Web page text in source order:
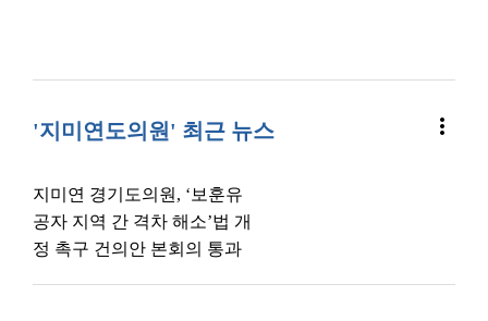
'지미연도의원' 최근 뉴스 more_vert
지미연 경기도의원, ‘보훈유
공자 지역 간 격차 해소’법 개
정 촉구 건의안 본회의 통과